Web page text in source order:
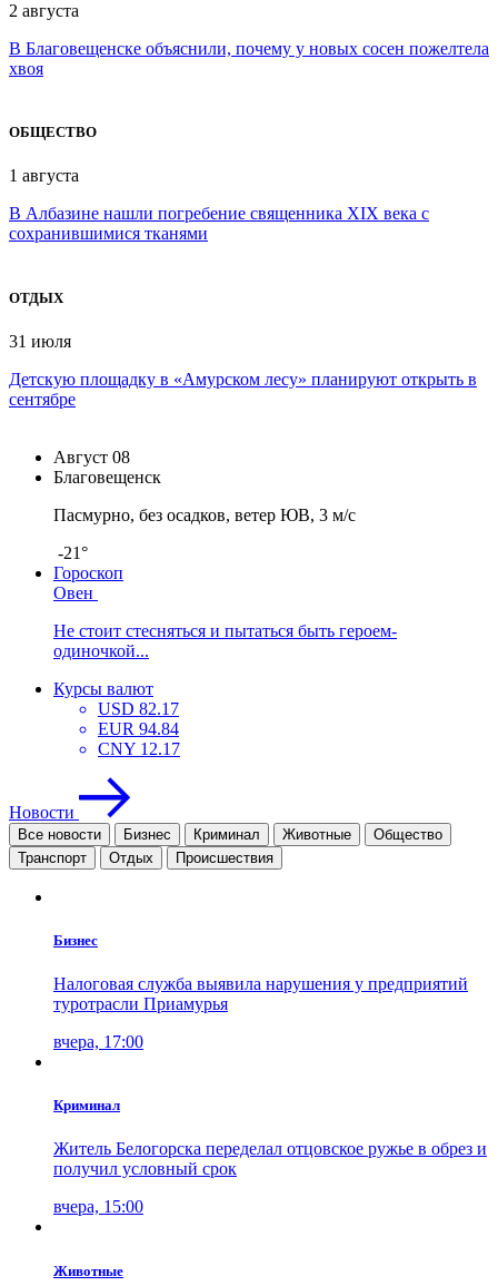
2 августа
В Благовещенске объяснили, почему у новых сосен пожелтела
хвоя
ОБЩЕСТВО
1 августа
В Албазине нашли погребение священника XIX века с
сохранившимися тканями
ОТДЫХ
31 июля
Детскую площадку в «Амурском лесу» планируют открыть в
сентябре
Август 08
Благовещенск
Пасмурно, без осадков, ветер ЮВ, 3 м/с
-21°
Гороскоп
Овен
Не стоит стесняться и пытаться быть героем-
одиночкой...
Курсы валют
USD 82.17
EUR 94.84
CNY 12.17
Новости
Все новости Бизнес Криминал Животные
Общество
Транспорт
Отдых Проиcшествия
Бизнес
Налоговая служба выявила нарушения у предприятий
туротрасли Приамурья
вчера, 17:00
Криминал
Житель Белогорска переделал отцовское ружье в обрез и
получил условный срок
вчера, 15:00
Животные